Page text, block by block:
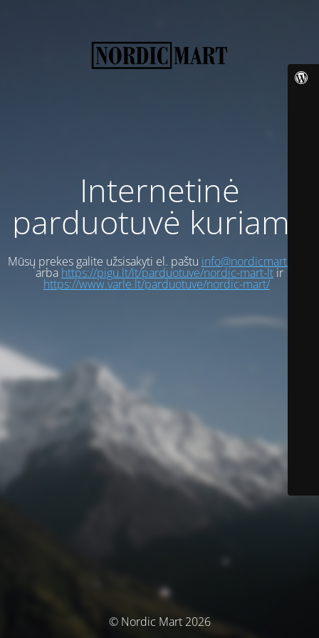
Internetinė
parduotuvė kuriama
Mūsų prekes galite užsisakyti el. paštu info@nordicmart.com
arba https://pigu.lt/lt/parduotuve/nordic-mart-ltir
https://www.varle.lt/parduotuve/nordic-mart/
© Nordic Mart 2026